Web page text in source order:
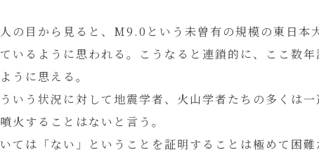
の目から見ると、M9.0という未曽有の規模の東日
いるように思われる。こうなると連鎖的に、ここ数
うに思える。
いう状況に対して地震学者、火山学者たちの多くは
火することはないと言う。
ては「ない」ということを証明することは極めて困